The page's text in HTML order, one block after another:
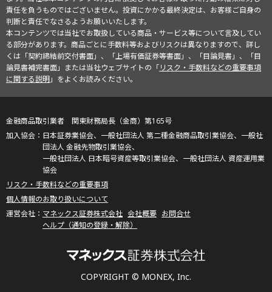
責任を負うものではございません。投資にかかる最終決定は、お客様ご自身の
判断と責任でなさるようお願いいたします。
本コンテンツでは当社でお取扱している商品・サービス等について言及してい
る部分があります。商品ごとに手数料等およびリスクは異なりますので、詳し
くは「契約締結前交付書面」、「上場有価証券等書面」、「目論見書」、「目
論見書補完書面」または当社ウェブサイトの「リスク・手数料などの重要事項
に関する説明」をよくお読みください。
COPYRIGHT © MONEX, Inc.
金融商品取引業者 関東財務局長（金商）第165号
日本証券業協会、一般社団法人 第二種金融商品取引業協会、一般社
団法人 金融先物取引業協会、
一般社団法人 日本暗号資産等取引業協会、一般社団法人 資産運用業
協会
リスク・手数料などの重要事項
個人情報のお取り扱いについて
マネックス証券株式会社 会社概要 お問合せ
ヘルプ（通知の登録・解除）